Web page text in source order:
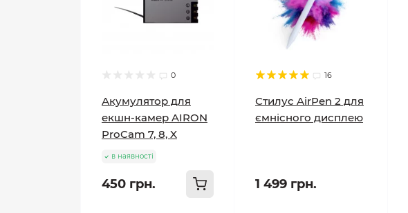
0
Акумулятор для
екшн-камер AIRON
ProCam 7, 8, X
в наявності
450 грн.
16
Стилус AirPen 2 для
ємнісного дисплею
1 499 грн.